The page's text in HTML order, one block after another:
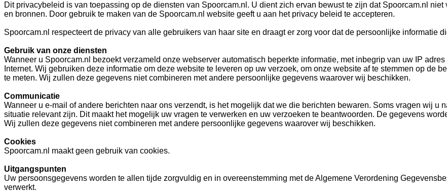
Dit privacybeleid is van toepassing op de diensten van Spoorcam.nl. U dient zich ervan bewust te zijn dat Spoorcam.nl
en bronnen. Door gebruik te maken van de Spoorcam.nl website geeft u aan het privacy beleid te accepteren.
Spoorcam.nl respecteert de privacy van alle gebruikers van haar site en draagt er zorg voor dat de persoonlijke informatie
Gebruik van onze diensten
Wanneer u Spoorcam.nl bezoekt verzameld onze webserver automatisch beperkte informatie, met inbegrip van uw IP
Internet. Wij gebruiken deze informatie om deze website te leveren op uw verzoek, om onze website af te stemmen op de
te meten. Wij zullen deze gegevens niet combineren met andere persoonlijke gegevens waarover wij beschikken.
Communicatie
Wanneer u e-mail of andere berichten naar ons verzendt, is het mogelijk dat we die berichten bewaren. Soms vragen wij u
situatie relevant zijn. Dit maakt het mogelijk uw vragen te verwerken en uw verzoeken te beantwoorden. De gegevens
Wij zullen deze gegevens niet combineren met andere persoonlijke gegevens waarover wij beschikken.
Cookies
Spoorcam.nl maakt geen gebruik van cookies.
Uitgangspunten
Uw persoonsgegevens worden te allen tijde zorgvuldig en in overeenstemming met de Algemene Verordening
verwerkt.